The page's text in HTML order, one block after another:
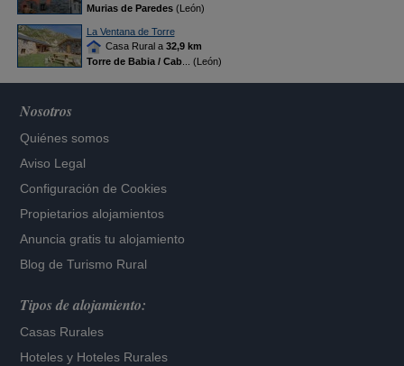
Murias de Paredes(León)
La Ventana de Torre
Casa Rural a 32,9 km
Torre de Babia / Cab... (León)
Nosotros
Quiénes somos
Aviso Legal
Configuración de Cookies
Propietarios alojamientos
Anuncia gratis tu alojamiento
Blog de Turismo Rural
Tipos de alojamiento:
Casas Rurales
Hoteles y Hoteles Rurales